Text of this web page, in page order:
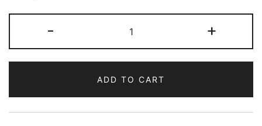
-
lifebook
FMVA40DBJ
+
ADD TO CART